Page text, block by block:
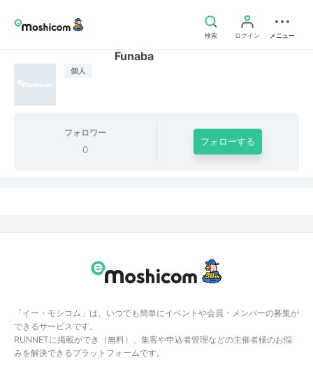
検索 ログイン メニュー
個人
Funaba
フォロワー
0
フォローする
「イー・モシコム」は、いつでも簡単にイベントや会員・メンバーの募集が
できるサービスです。
RUNNETに掲載ができ（無料）、集客や申込者管理などの主催者様のお悩
みを解決できるプラットフォームです。